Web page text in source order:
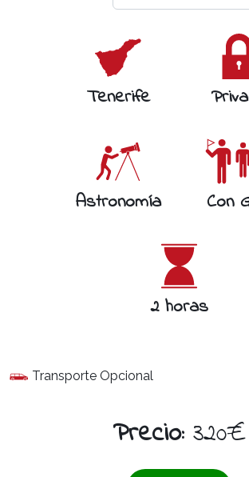
Tenerife
Astronomía Con
2 horas
Transporte Opcional
Precio: 320€